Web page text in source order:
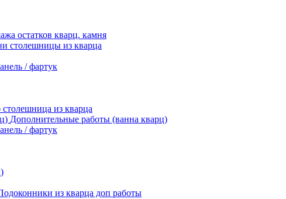
остатков кварц. камня
столешницы из кварца
/ фартук
из кварца
Дополнительные работы (ванна кварц)
/ фартук
из кварца доп работы